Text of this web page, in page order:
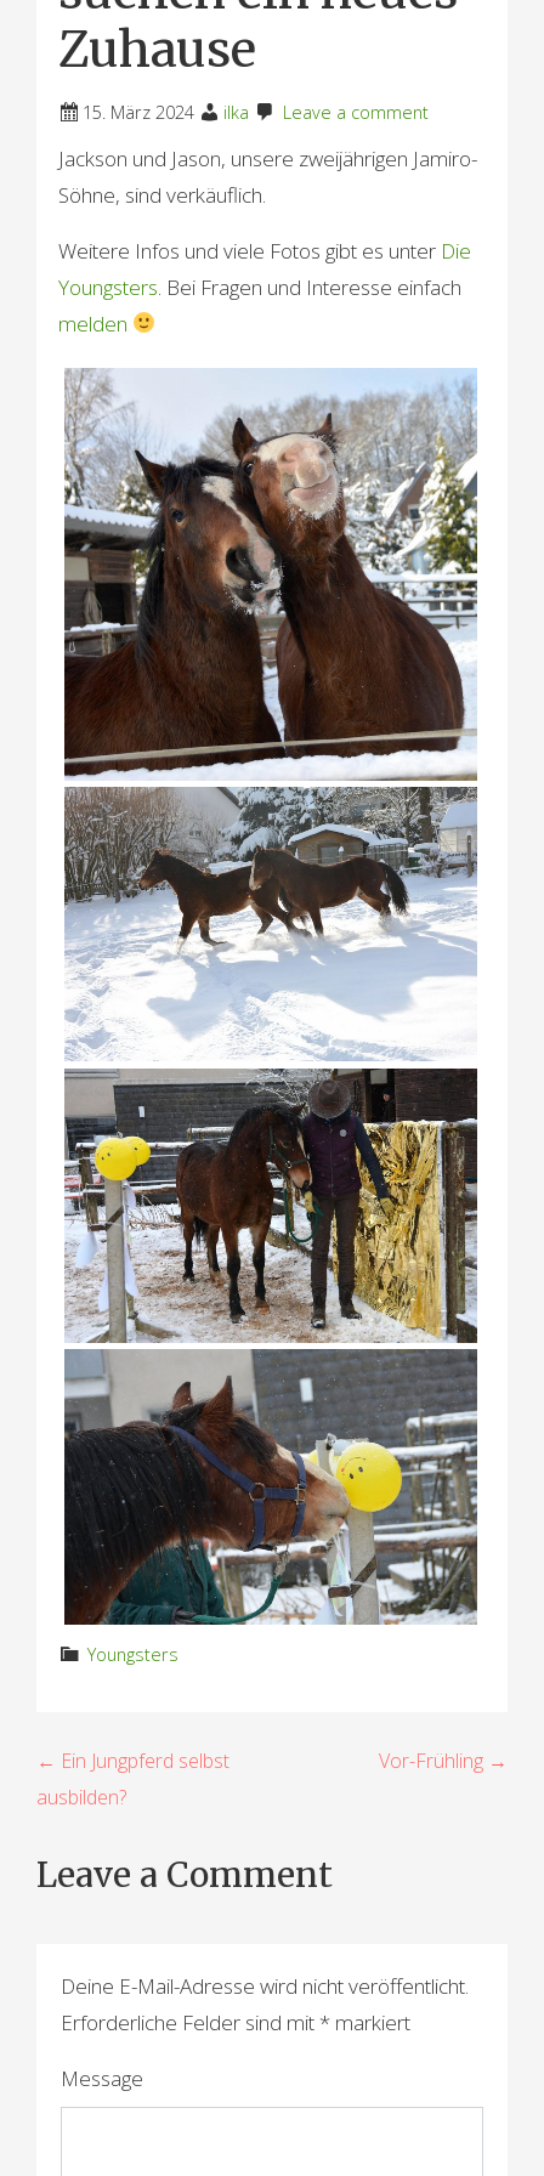
Zuhause
15. März 2024 ilka Leave a comment
Jackson und Jason, unsere zweijährigen Jamiro-
Söhne, sind verkäuflich.
Weitere Infos und viele Fotos gibt es unter Die
Youngsters . Bei Fragen und Interesse einfach
melden
Youngsters
B
e
i
t
← Ein Jungpferd selbst
ausbilden?
Vor-Frühling →
Leave a Comment
Deine E-Mail-Adresse wird nicht veröffentlicht.
Erforderliche Felder sind mit* markiert
Message